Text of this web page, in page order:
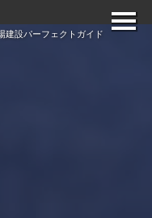
建設パーフェクトガイド